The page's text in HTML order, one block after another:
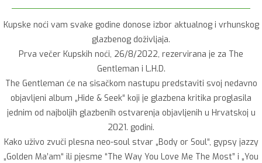
Kupske noći vam svake godine donose izbor aktualnog i vrhunskog
glazbenog doživljaja.
Prva večer Kupskih noći, 26/8/2022, rezervirana je za The
Gentleman i L.H.D.
The Gentleman će na sisačkom nastupu predstaviti svoj nedavno
objavljeni album „Hide & Seek“ koji je glazbena kritika proglasila
jednim od najboljih glazbenih ostvarenja objavljenih u Hrvatskoj u
2021. godini.
Kako uživo zvuči plesna neo-soul stvar „Body or Soul“, gypsy jazzy
„Golden Ma’am“ ili pjesme “The Way You Love Me The Most” i „You